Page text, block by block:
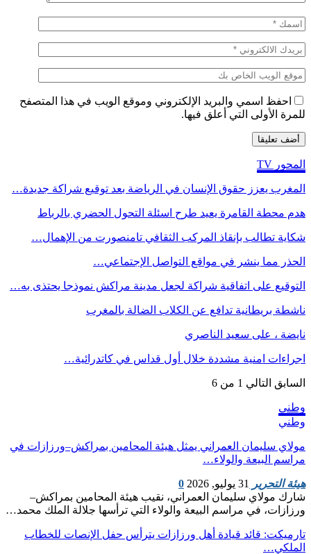
احفظ اسمي والبريد الإلكتروني وموقع الويب في هذا المتصفح
للمرة الأولى التي أعلق فيها.
المحور TV
المغرب يعزز حقوق الإنسان في الرياضة بعد توقيع شراكة جديدة…
هدم محطة القامرة يعيد طرح اسئلة التحول الحضري بالرباط
شكاية تطالب بإنقاذ المركب الثقافي تامنصورت من الإهمال…
الحذر مما ينشر في مواقع التواصل الإجتماعي…
التوقيع على اتفاقية شراكة لجعل مدينة مراكش نموذجا يحتذى به…
ناشطة بريطانية تدافع عن الكلاب الضالة بالمغرب
نايضة ، على سعيد الناصري
اجراءات امنية مشددة خلال أول قداس في كاتدرائية…
السابق التالي 1 من 6
وطني
وطني
مولاي سليمان العمراني يمثل هيئة المحامين بمراكش–ورزازات في
مراسم البيعة والولاء…
هيئة التحرير 31 يوليو, 2026
0
شارك مولاي سليمان العمراني، نقيب هيئة المحامين بمراكش–
ورزازات، في مراسم البيعة والولاء التي ترأسها جلالة الملك محمد…
تارميكت: قائد قيادة أهل ورزازات يترأس حفل الإنصات للخطاب
الملكي…